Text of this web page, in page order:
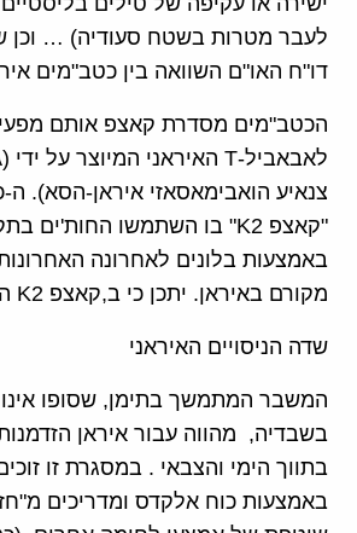
דו"ח האו"ם השוואה בין כטב"מים
הכטב"מים מסדרת קאצפ אותם
באמצעות בלונים לאחרונה
מקורם באיראן. יתכן כי ב,קאצפ K2 הוכנסו מספר שיפורים מבחינת טווח ומשקל ראש הנפץ.
שדה הניסויים האיראני
בשבדיה, מהווה עבור איראן
בתווך הימי והצבאי . במסגרת זו
באמצעות כוח אלקדס ומדריכים